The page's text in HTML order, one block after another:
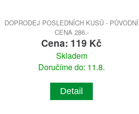
DOPRODEJ POSLEDNÍCH KUSŮ - PŮVODNÍ
CENA 286.-
Cena: 119 Kč
Skladem
Doručíme do: 11.8.
Detail